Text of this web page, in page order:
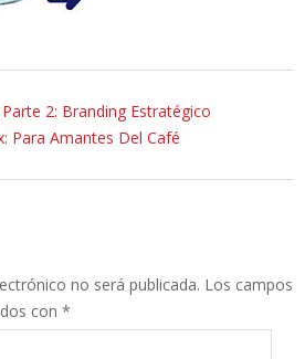
2: Branding Estratégico
Para Amantes Del Café
no será publicada. Los campos
con *